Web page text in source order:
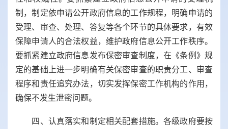
制，制定依申请公开政府信息的工作规程，明确申请的
受理、审查、处理、答复等各个环节的具体要求，有效
保障申请人的合法权益，维护政府信息公开工作秩序。
要抓紧建立政府信息发布保密审查制度，在《条例》规
定的基础上进一步明确有关保密审查的职责分工、审查
程序和责任追究办法，切实发挥保密工作机构的作用，
确保不发生泄密问题。
四、认真落实和制定相关配套措施。各级政府要按